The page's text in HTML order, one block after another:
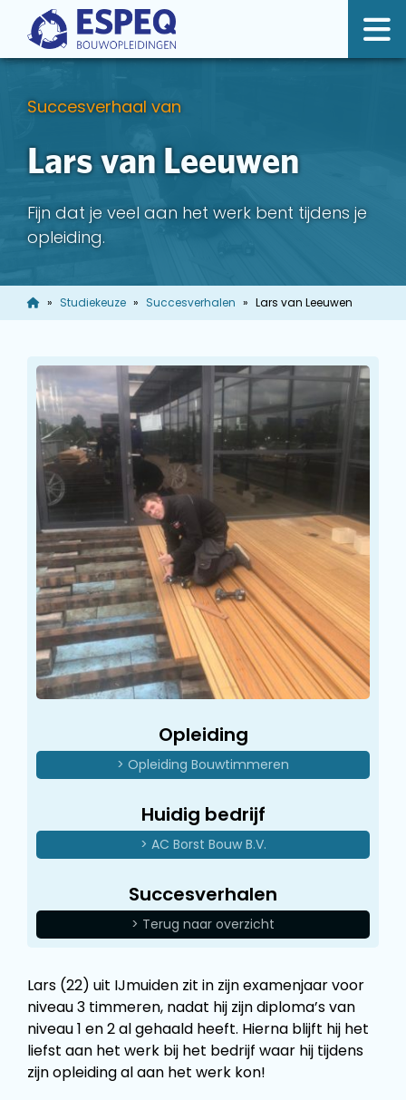
Succesverhaal van
Lars van Leeuwen
Fijn dat je veel aan het werk bent tijdens je
opleiding.
Studiekeuze Succesverhalen Lars van Leeuwen
Opleiding
> Opleiding Bouwtimmeren
Huidig bedrijf
> AC Borst Bouw B.V.
Succesverhalen
> Terug naar overzicht
Lars (22) uit IJmuiden zit in zijn examenjaar voor
niveau 3 timmeren, nadat hij zijn diploma’s van
niveau 1 en 2 al gehaald heeft. Hierna blijft hij het
liefst aan het werk bij het bedrijf waar hij tijdens
zijn opleiding al aan het werk kon!